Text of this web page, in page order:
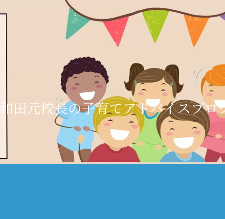
和田元校長の子育てアドバイスブロ